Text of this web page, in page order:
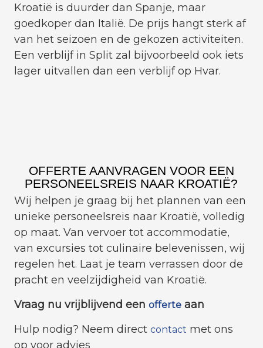
Kroatië is duurder dan Spanje, maar
goedkoper dan Italië. De prijs hangt sterk af
van het seizoen en de gekozen activiteiten.
Een verblijf in Split zal bijvoorbeeld ook iets
lager uitvallen dan een verblijf op Hvar.
OFFERTE AANVRAGEN VOOR EEN
PERSONEELSREIS NAAR KROATIË?
Wij helpen je graag bij het plannen van een
unieke personeelsreis naar Kroatië, volledig
op maat. Van vervoer tot accommodatie,
van excursies tot culinaire belevenissen, wij
regelen het. Laat je team verrassen door de
pracht en veelzijdigheid van Kroatië.
Vraag nu vrijblijvend een offerteaan
Hulp nodig? Neem direct contact met ons
op voor advies